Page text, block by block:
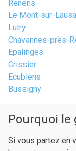
Renens
Le Mont-sur-
Lutry
Chavannes-près-
Epalinges
Crissier
Ecublens
Bussigny
Pourquoi le
Si vous partez en